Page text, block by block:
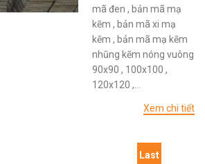
mã đen , bản mã mạ
kẽm , bản mã xi mạ
kẽm , bản mã mạ kẽm
nhũng kẽm nóng vuông
90x90 , 100x100 ,
120x120 ,...
Xem chi tiết
Last